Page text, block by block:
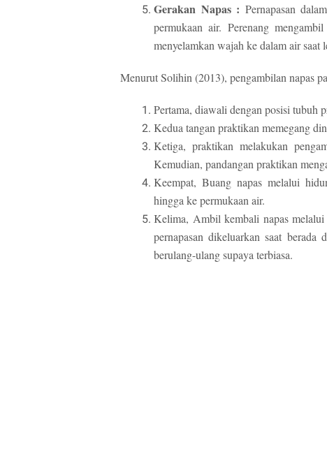
Gerakan Napas : Pernapasan
permukaan air. Perenang
menyelamkan wajah ke dalam air saat
Menurut Solihin (2013), pengambilan napas
Pertama, diawali dengan posisi tubuh
Kedua tangan praktikan memegang
Ketiga, praktikan melakukan
Kemudian, pandangan praktikan
Keempat, Buang napas melalui
hingga ke permukaan air.
Kelima, Ambil kembali napas
pernapasan dikeluarkan saat
berulang-ulang supaya terbiasa.